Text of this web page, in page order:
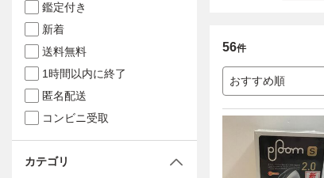
56件
おすすめ順
鑑定付き
新着
送料無料
1時間以内に終了
匿名配送
コンビニ受取
カテゴリ